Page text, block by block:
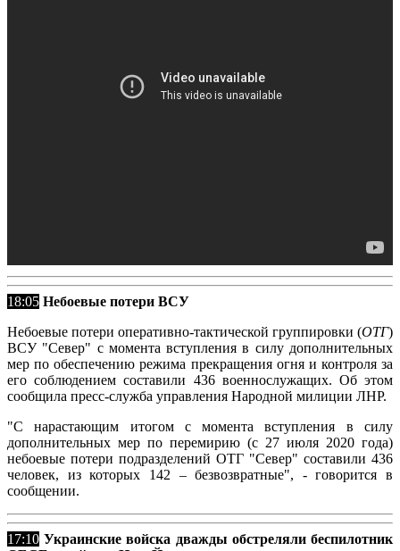
18:05 Небоевые потери ВСУ
Небоевые потери оперативно-тактической группировки (ОТГ)
ВСУ "Север" с момента вступления в силу дополнительных
мер по обеспечению режима прекращения огня и контроля за
его соблюдением составили 436 военнослужащих. Об этом
сообщила пресс-служба управления Народной милиции ЛНР.
"С нарастающим итогом с момента вступления в силу
дополнительных мер по перемирию (с 27 июля 2020 года)
небоевые потери подразделений ОТГ "Север" составили 436
человек, из которых 142 – безвозвратные", - говорится в
сообщении.
17:10 Украинские войска дважды обстреляли беспилотник